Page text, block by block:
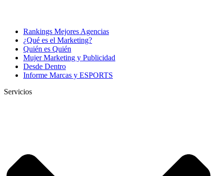
Rankings Mejores Agencias
¿Qué es el Marketing?
Quién es Quién
Mujer Marketing y Publicidad
Desde Dentro
Informe Marcas y ESPORTS
Servicios